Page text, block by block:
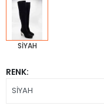
SİYAH
RENK: